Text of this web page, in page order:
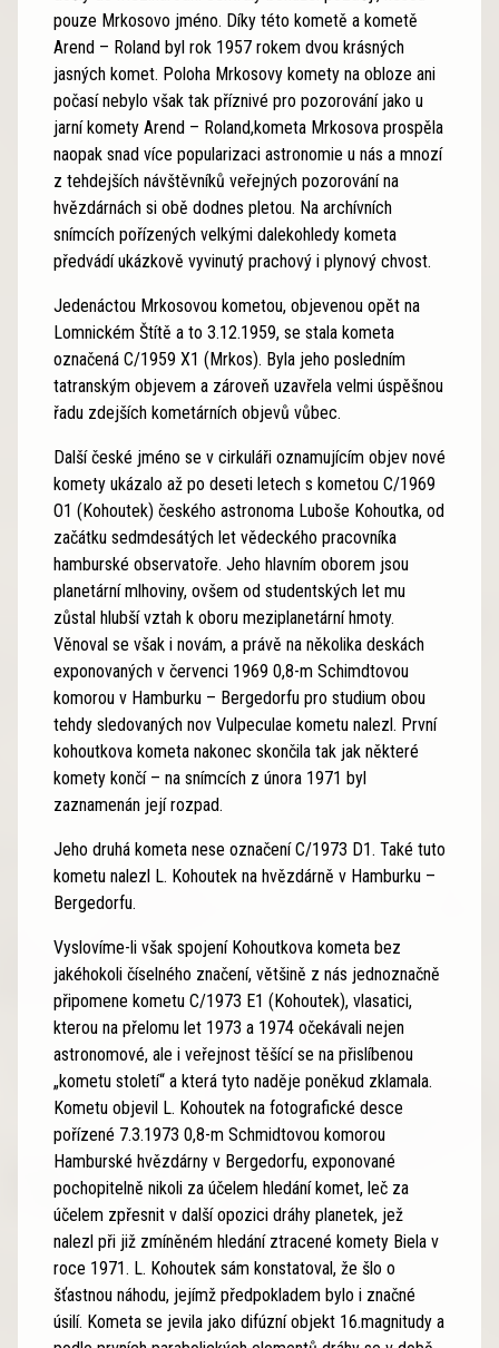
pouze Mrkosovo jméno. Díky této kometě a kometě
Arend – Roland byl rok 1957 rokem dvou krásných
jasných komet. Poloha Mrkosovy komety na obloze ani
počasí nebylo však tak příznivé pro pozorování jako u
jarní komety Arend – Roland,kometa Mrkosova prospěla
naopak snad více popularizaci astronomie u nás a mnozí
z tehdejších návštěvníků veřejných pozorování na
hvězdárnách si obě dodnes pletou. Na archívních
snímcích pořízených velkými dalekohledy kometa
předvádí ukázkově vyvinutý prachový i plynový chvost.
Jedenáctou Mrkosovou kometou, objevenou opět na
Lomnickém Štítě a to 3.12.1959, se stala kometa
označená C/1959 X1 (Mrkos). Byla jeho posledním
tatranským objevem a zároveň uzavřela velmi úspěšnou
řadu zdejších kometárních objevů vůbec.
Další české jméno se v cirkuláři oznamujícím objev nové
komety ukázalo až po deseti letech s kometou C/1969
O1 (Kohoutek) českého astronoma Luboše Kohoutka, od
začátku sedmdesátých let vědeckého pracovníka
hamburské observatoře. Jeho hlavním oborem jsou
planetární mlhoviny, ovšem od studentských let mu
zůstal hlubší vztah k oboru meziplanetární hmoty.
Věnoval se však i novám, a právě na několika deskách
exponovaných v červenci 1969 0,8-m Schimdtovou
komorou v Hamburku – Bergedorfu pro studium obou
tehdy sledovaných nov Vulpeculae kometu nalezl. První
kohoutkova kometa nakonec skončila tak jak některé
komety končí – na snímcích z února 1971 byl
zaznamenán její rozpad.
Jeho druhá kometa nese označení C/1973 D1. Také tuto
kometu nalezl L. Kohoutek na hvězdárně v Hamburku –
Bergedorfu.
Vyslovíme-li však spojení Kohoutkova kometa bez
jakéhokoli číselného značení, většině z nás jednoznačně
připomene kometu C/1973 E1 (Kohoutek), vlasatici,
kterou na přelomu let 1973 a 1974 očekávali nejen
astronomové, ale i veřejnost těšící se na přislíbenou
„kometu století“ a která tyto naděje poněkud zklamala.
Kometu objevil L. Kohoutek na fotografické desce
pořízené 7.3.1973 0,8-m Schmidtovou komorou
Hamburské hvězdárny v Bergedorfu, exponované
pochopitelně nikoli za účelem hledání komet, leč za
účelem zpřesnit v další opozici dráhy planetek, jež
nalezl při již zmíněném hledání ztracené komety Biela v
roce 1971. L. Kohoutek sám konstatoval, že šlo o
šťastnou náhodu, jejímž předpokladem bylo i značné
úsilí. Kometa se jevila jako difúzní objekt 16.magnitudy a